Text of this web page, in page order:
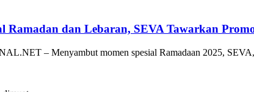
Ramadan dan Lebaran, SEVA Tawarkan
– Menyambut momen spesial Ramadaan 2025,